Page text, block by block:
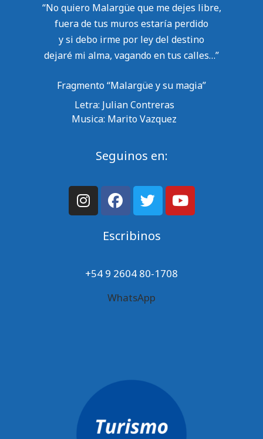
“No quiero Malargüe que me dejes libre,
fuera de tus muros estaría perdido
y si debo irme por ley del destino
dejaré mi alma, vagando en tus calles…”
Fragmento “Malargüe y su magia”
Letra: Julian Contreras
Musica: Marito Vazquez
Seguinos en:
Escribinos
+54 9 2604 80-1708
WhatsApp